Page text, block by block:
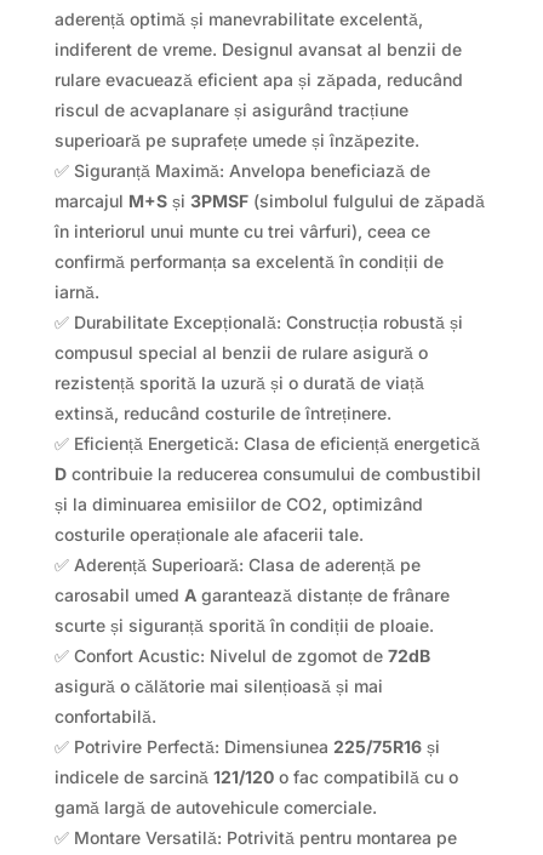
aderență optimă și manevrabilitate excelentă,
indiferent de vreme. Designul avansat al benzii de
rulare evacuează eficient apa și zăpada, reducând
riscul de acvaplanare și asigurând tracțiune
superioară pe suprafețe umede și înzăpezite.
✅ Siguranță Maximă: Anvelopa beneficiază de
marcajul M+Sși 3PMSF(simbolul fulgului de zăpadă
în interiorul unui munte cu trei vârfuri), ceea ce
confirmă performanța sa excelentă în condiții de
iarnă.
✅ Durabilitate Excepțională: Construcția robustă și
compusul special al benzii de rulare asigură o
rezistență sporită la uzură și o durată de viață
extinsă, reducând costurile de întreținere.
✅ Eficiență Energetică: Clasa de eficiență energetică
Dcontribuie la reducerea consumului de combustibil
și la diminuarea emisiilor de CO2, optimizând
costurile operaționale ale afacerii tale.
✅ Aderență Superioară: Clasa de aderență pe
carosabil umed Agarantează distanțe de frânare
scurte și siguranță sporită în condiții de ploaie.
✅ Confort Acustic: Nivelul de zgomot de 72dB
asigură o călătorie mai silențioasă și mai
confortabilă.
✅ Potrivire Perfectă: Dimensiunea 225/75R16și
indicele de sarcină 121/120o fac compatibilă cu o
gamă largă de autovehicule comerciale.
✅ Montare Versatilă: Potrivită pentru montarea pe